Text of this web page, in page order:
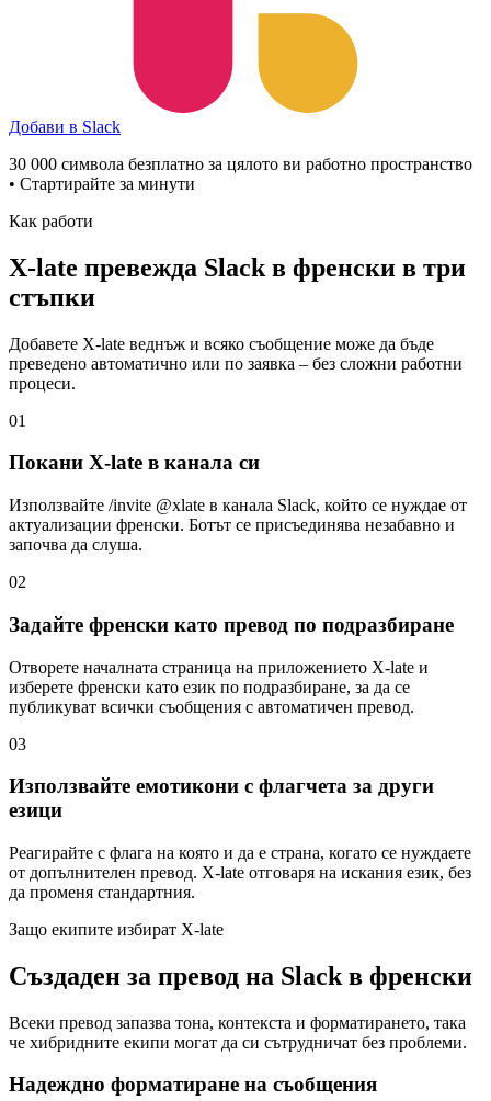
Добави в Slack
30 000 символа безплатно за цялото ви работно пространство
• Стартирайте за минути
Как работи
X-late превежда Slack в френски в три
стъпки
Добавете X-late веднъж и всяко съобщение може да бъде
преведено автоматично или по заявка – без сложни работни
процеси.
01
Покани X-late в канала си
Използвайте /invite @xlate в канала Slack, който се нуждае от
актуализации френски. Ботът се присъединява незабавно и
започва да слуша.
02
Задайте френски като превод по подразбиране
Отворете началната страница на приложението X-late и
изберете френски като език по подразбиране, за да се
публикуват всички съобщения с автоматичен превод.
03
Използвайте емотикони с флагчета за други
езици
Реагирайте с флага на която и да е страна, когато се нуждаете
от допълнителен превод. X-late отговаря на искания език, без
да променя стандартния.
Защо екипите избират X-late
Създаден за превод на Slack в френски
Всеки превод запазва тона, контекста и форматирането, така
че хибридните екипи могат да си сътрудничат без проблеми.
Надеждно форматиране на съобщения